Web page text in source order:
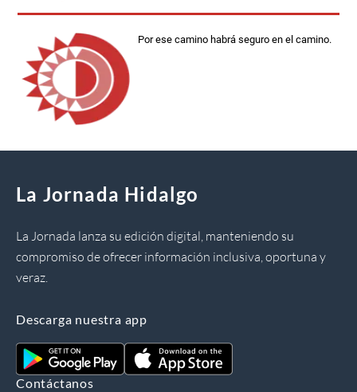
Por ese camino habrá seguro en el camino.
La Jornada Hidalgo
La Jornada lanza su edición digital, manteniendo su
compromiso de ofrecer información inclusiva, oportuna y
veraz.
Descarga nuestra app
Contáctanos